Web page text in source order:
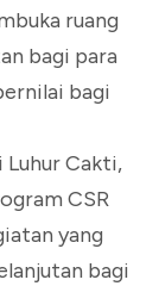
ruang
bagi para
bagi
Luhur Cakti,
CSR
yang
bagi